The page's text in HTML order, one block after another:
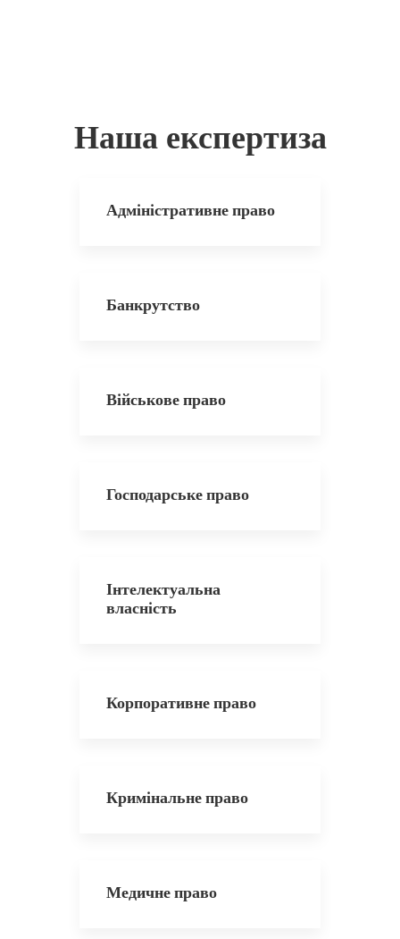
Наша експертиза
Адміністративне право
Банкрутство
Військове право
Господарське право
Інтелектуальна
власність
Корпоративне право
Кримінальне право
Медичне право